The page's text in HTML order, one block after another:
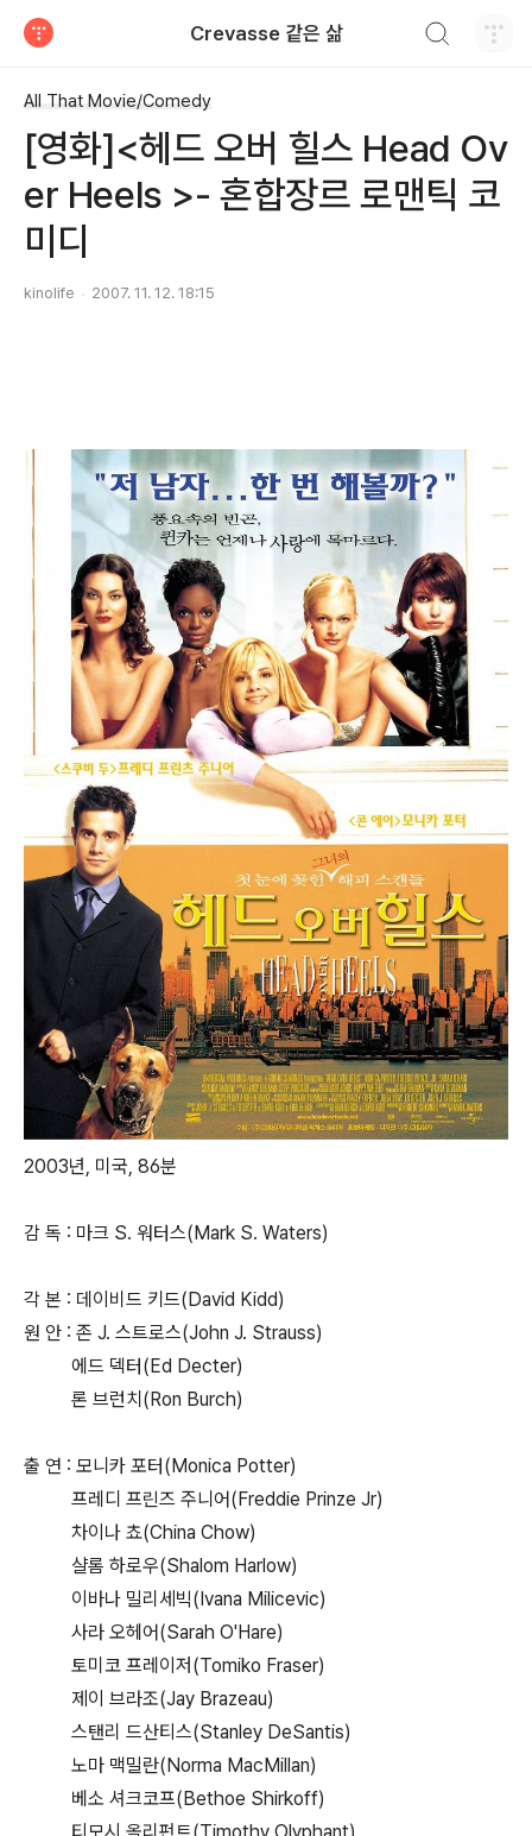
Crevasse 같은 삶
All That Movie/Comedy
[영화]<헤드 오버 힐스 Head Ov
er Heels >- 혼합장르 로맨틱 코
미디
kinolife 2007. 11. 12. 18:15
2003년, 미국, 86분
감 독 : 마크 S. 워터스(Mark S. Waters)
각 본 : 데이비드 키드(David Kidd)
원 안 : 존 J. 스트로스(John J. Strauss)
에드 덱터(Ed Decter)
론 브런치(Ron Burch)
출 연 : 모니카 포터(Monica Potter)
프레디 프린즈 주니어(Freddie Prinze Jr)
차이나 쵸(China Chow)
샬롬 하로우(Shalom Harlow)
이바나 밀리세빅(Ivana Milicevic)
사라 오헤어(Sarah O'Hare)
토미코 프레이저(Tomiko Fraser)
제이 브라조(Jay Brazeau)
스탠리 드산티스(Stanley DeSantis)
노마 맥밀란(Norma MacMillan)
베소 셔크코프(Bethoe Shirkoff)